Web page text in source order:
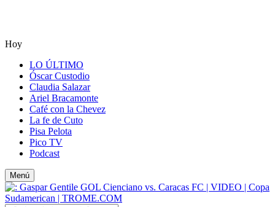
Hoy
LO ÚLTIMO
Óscar Custodio
Claudia Salazar
Ariel Bracamonte
Café con la Chevez
La fe de Cuto
Pisa Pelota
Pico TV
Podcast
Menú